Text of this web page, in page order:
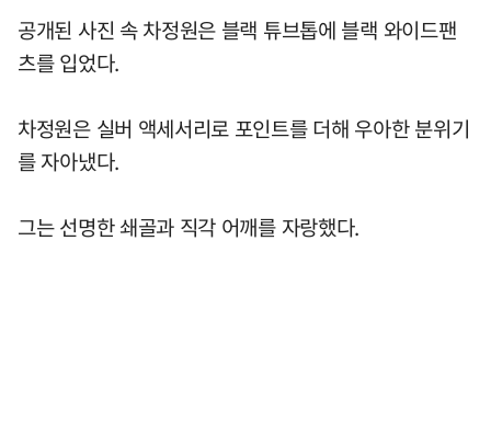
공개된 사진 속 차정원은 블랙 튜브톱에 블랙 와이드팬
츠를 입었다.
차정원은 실버 액세서리로 포인트를 더해 우아한 분위기
를 자아냈다.
그는 선명한 쇄골과 직각 어깨를 자랑했다.